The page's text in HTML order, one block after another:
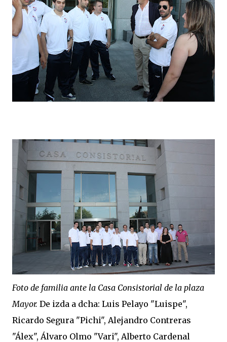
Foto de familia ante la Casa Consistorial de la plaza
Mayor. De izda a dcha: Luis Pelayo "Luispe",
Ricardo Segura "Pichi", Alejandro Contreras
"Álex", Álvaro Olmo "Vari", Alberto Cardenal